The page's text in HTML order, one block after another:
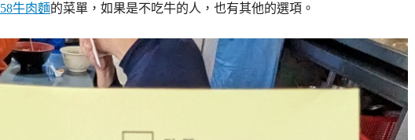
58牛肉麵的菜單，如果是不吃牛的人，也有其他的選項。